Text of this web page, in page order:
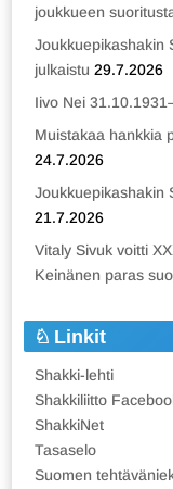
joukkueen
Joukkuepikashakin
julkaistu 29.7.2026
Iivo Nei
Muistakaa hankkia
24.7.2026
Joukkuepikashakin
21.7.2026
Vitaly Sivuk voitti
Keinänen paras
Linkit
Shakki-lehti
Shakkiliitto
ShakkiNet
Tasaselo
Suomen